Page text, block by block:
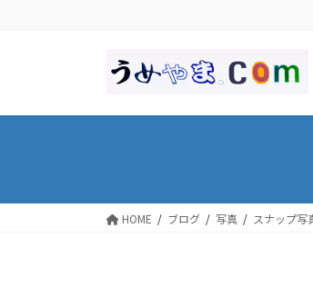
に
ョ
動
HOME ブログ 写真 スナップ写